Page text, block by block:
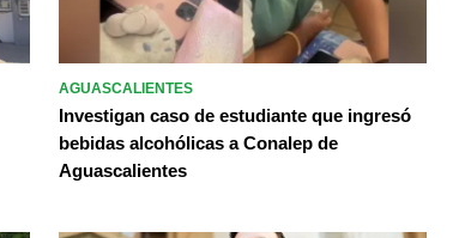
AGUASCALIENTES
Investigan caso de estudiante que ingresó
bebidas alcohólicas a Conalep de
Aguascalientes